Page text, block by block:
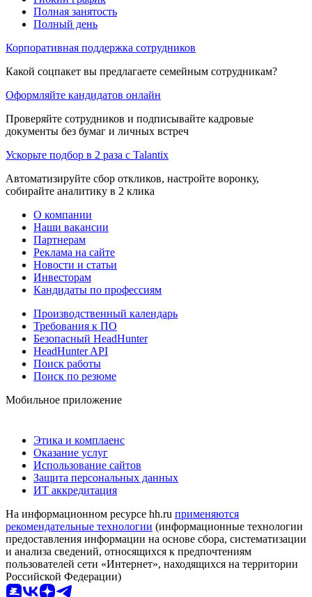
Полная занятость
Полный день
Корпоративная поддержка сотрудников
Какой соцпакет вы предлагаете семейным сотрудникам?
Оформляйте кандидатов онлайн
Проверяйте сотрудников и подписывайте кадровые
документы без бумаг и личных встреч
Ускорьте подбор в 2 раза с Talantix
Автоматизируйте сбор откликов, настройте воронку,
собирайте аналитику в 2 клика
О компании
Наши вакансии
Партнерам
Реклама на сайте
Новости и статьи
Инвесторам
Кандидаты по профессиям
Производственный календарь
Требования к ПО
Безопасный HeadHunter
HeadHunter API
Поиск работы
Поиск по резюме
Мобильное приложение
Этика и комплаенс
Оказание услуг
Использование сайтов
Защита персональных данных
ИТ аккредитация
На информационном ресурсе hh.ru применяются
рекомендательные технологии (информационные технологии
предоставления информации на основе сбора, систематизации
и анализа сведений, относящихся к предпочтениям
пользователей сети «Интернет», находящихся на территории
Российской Федерации)